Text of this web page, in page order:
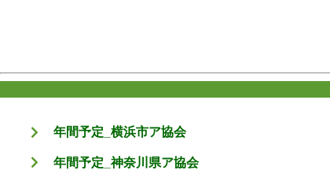
年間予定_横浜市ア協会
年間予定_神奈川県ア協会